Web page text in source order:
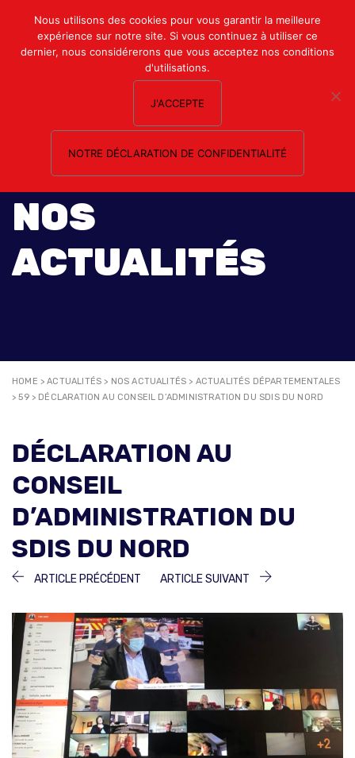
Mon compte
Nous contacter
NOS
ACTUALITÉS
HOME >ACTUALITÉS > NOS ACTUALITÉS > ACTUALITÉS DÉPARTEMENTALES
>59> DÉCLARATION AU CONSEIL D’ADMINISTRATION DU SDIS DU NORD
DÉCLARATION AU
CONSEIL
D’ADMINISTRATION DU
SDIS DU NORD
NAVIGATION
L’ARTICLE
ARTICLE PRÉCÉDENT ARTICLE
ARTICLE SUIVANT
ARTICLE
Nous utilisons des cookies pour vous garantir la meilleure
expérience sur notre site. Si vous continuez à utiliser ce
dernier, nous considérerons que vous acceptez nos conditions
d'utilisations.
J'ACCEPTE
NOTRE DÉCLARATION DE CONFIDENTIALITÉ